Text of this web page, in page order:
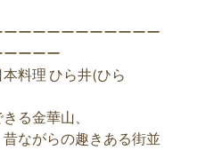
ーーーーーーーーーー
ーーー
料理 ひら井(ひら
る金華山、
ながらの趣きある街並